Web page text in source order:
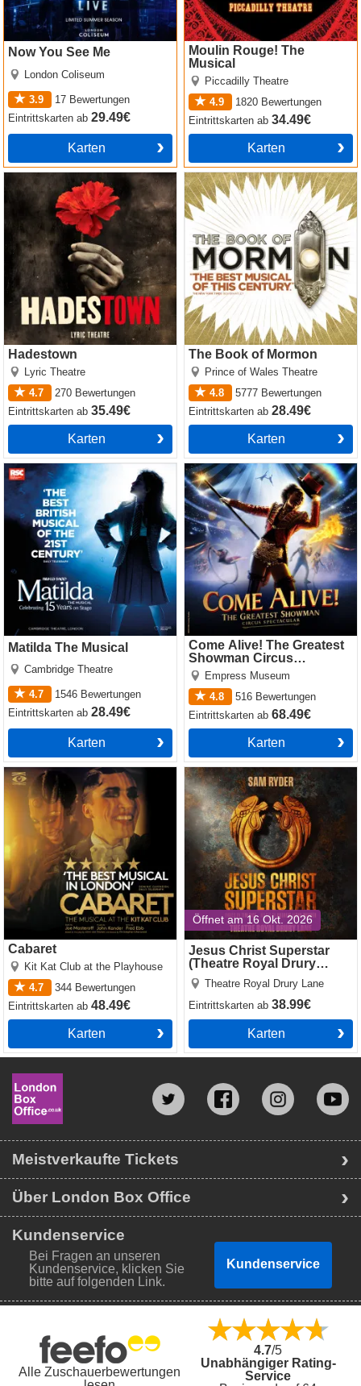
Now You See Me
London Coliseum
3.9 17 Bewertungen
Eintrittskartenab29.49€
Karten
Moulin Rouge! The
Musical
Piccadilly Theatre
4.9
1820 Bewertungen
Eintrittskartenab34.49€
Karten
Hadestown
Lyric Theatre
4.7
270 Bewertungen
Eintrittskartenab35.49€
Karten
Hadestown
The Book of Mormon
Prince of Wales Theatre
4.8
5777 Bewertungen
Eintrittskartenab28.49€
Karten
The Book of Mormon
Matilda The Musical
Cambridge Theatre
4.7 1546 Bewertungen
Eintrittskartenab28.49€
Karten
Matilda The Musical
Come Alive! The Greatest
Showman Circus
Spectacular
Empress Museum
4.8
516 Bewertungen
Eintrittskartenab68.49€
Karten
Come Alive! The Greatest
Showman Circus Spectacular
Cabaret
Kit Kat Club at the Playhouse
4.7
344 Bewertungen
Eintrittskartenab48.49€
Karten
Cabaret
Öffnet am 16 Okt. 2026
Jesus Christ Superstar
(Theatre Royal Drury
Lane)
Theatre Royal Drury Lane
Eintrittskartenab38.99€
Karten
Jesus Christ Superstar
(Theatre Royal Drury Lane)
Meistverkaufte Tickets
Über London Box Office
Kundenservice
Bei Fragen an unseren
Kundenservice, klicken Sie
bitte auf folgenden Link.
Kundenservice
Alle Zuschauerbewertungen
4.7/5
Unabhängiger Rating-
Service